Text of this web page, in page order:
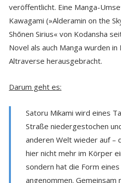
veröffentlicht. Eine Manga-
Kawagami (»Alderamin on the
Shōnen Sirius« von Kodansha
Novel als auch Manga wurden in
Altraverse herausgebracht.
Darum geht es:
Satoru Mikami wird eines
Straße niedergestochen
anderen Welt wieder auf –
hier nicht mehr im Körper
sondern hat die Form eines
angenommen. Gemeinsam